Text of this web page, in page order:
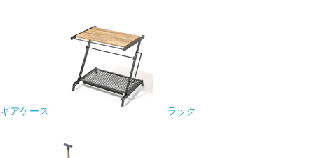
ギアケース ラック